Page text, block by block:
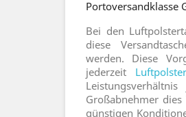
Portoversandklasse
Bei den
diese
werden. Diese
jederzeit
Großabnehmer
günstigen